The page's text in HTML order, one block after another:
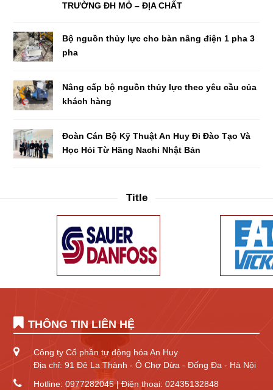
TRƯỜNG ĐH MỎ – ĐỊA CHẤT
Bộ nguồn thủy lực cho bàn nâng điện 1 pha 3
pha
Nâng cấp bộ nguồn thủy lực theo yêu cầu của
khách hàng
Đoàn Cán Bộ Kỹ Thuật An Huy Đi Đào Tạo Và
Học Hỏi Từ Hãng Nachi Nhật Bản
Title
THÔNG TIN LIÊN HỆ
Công ty Cổ phần tự động hóa An Huy
Địa chỉ: 91 Đê La Thành - Ô Chợ Dừa - Đống Đa - Hà Nội
Hotline: 0977282045 | Điện thoại: 02435132848